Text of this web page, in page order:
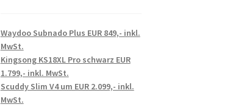
Waydoo Subnado Plus EUR 849,- inkl.
MwSt.
Kingsong KS18XL Pro schwarz EUR
1.799,- inkl. MwSt.
Scuddy Slim V4 um EUR 2.099,- inkl.
MwSt.